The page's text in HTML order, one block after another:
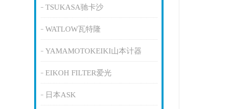
TSUKASA驰卡沙
WATLOW瓦特隆
YAMAMOTOKEIKI山本计器
EIKOH FILTER爱光
日本ASK